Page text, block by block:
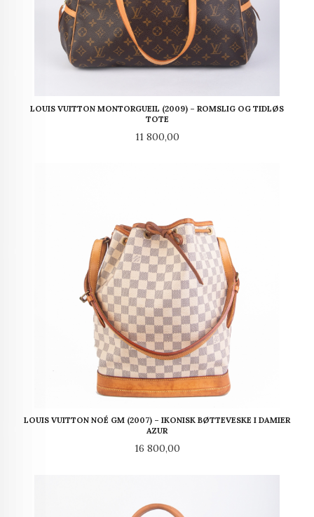
LOUIS VUITTON MONTORGUEIL (2009) – ROMSLIG OG TIDLØS
TOTE
Pris
11 800,00
LOUIS VUITTON NOÉ GM (2007) – IKONISK BØTTEVESKE I DAMIER
AZUR
Pris
16 800,00